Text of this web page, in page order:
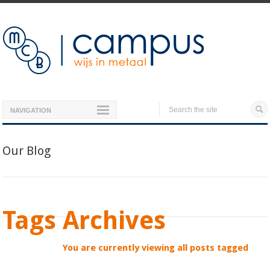
NAVIGATION
Our Blog
Tags Archives
You are currently viewing all posts tagged